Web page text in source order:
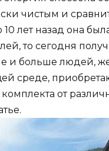
чистым и
10 лет назад она
то сегодня
и больше людей,
среде,
комплекта от